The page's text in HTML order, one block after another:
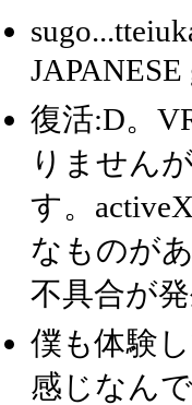
復活:D。
りません
す。
なものが
不具合が
僕も体験
感じなん